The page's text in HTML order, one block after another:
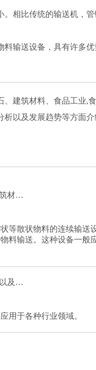
比传统的输送机，管
送设备，具有许多优
建筑材料、食品工业,
析以及发展趋势等方面
材…
等散状物料的连续输送
料输送。这种设备一般
以及…
用于各种行业领域。